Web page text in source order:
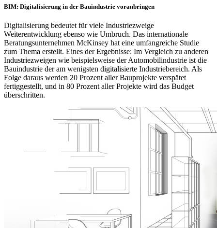
BIM: Digitalisierung in der Bauindustrie voranbringen
Digitalisierung bedeutet für viele Industriezweige
Weiterentwicklung ebenso wie Umbruch. Das internationale
Beratungsunternehmen McKinsey hat eine umfangreiche Studie
zum Thema erstellt. Eines der Ergebnisse: Im Vergleich zu anderen
Industriezweigen wie beispielsweise der Automobilindustrie ist die
Bauindustrie der am wenigsten digitalisierte Industriebereich. Als
Folge daraus werden 20 Prozent aller Bauprojekte verspätet
fertiggestellt, und in 80 Prozent aller Projekte wird das Budget
überschritten.